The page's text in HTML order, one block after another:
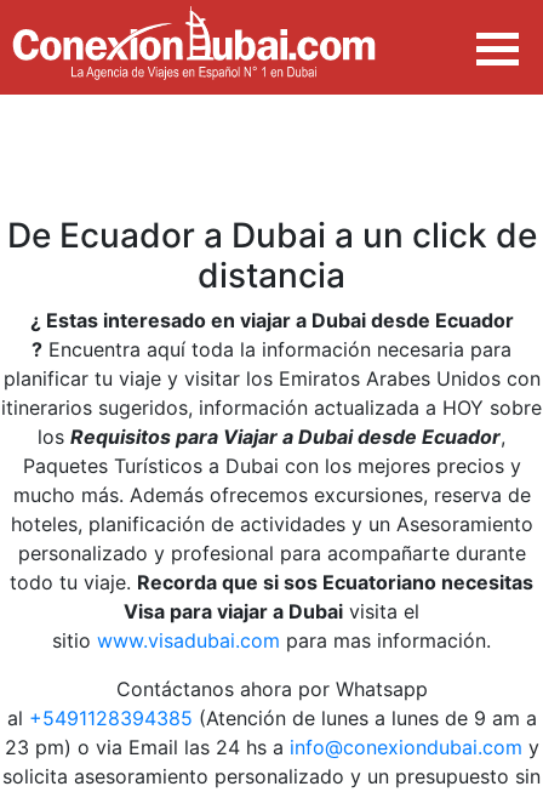
De Ecuador a Dubai a un click de
distancia
¿ Estas interesado en viajar a Dubai desde Ecuador
? Encuentra aquí toda la información necesaria para
planificar tu viaje y visitar los Emiratos Arabes Unidos con
itinerarios sugeridos, información actualizada a HOY sobre
los Requisitos para Viajar a Dubai desde Ecuador,
Paquetes Turísticos a Dubai con los mejores precios y
mucho más. Además ofrecemos excursiones, reserva de
hoteles, planificación de actividades y un Asesoramiento
personalizado y profesional para acompañarte durante
todo tu viaje. Recorda que si sos Ecuatoriano necesitas
Visa para viajar a Dubai visita el
sitio www.visadubai.com para mas información.
Contáctanos ahora por Whatsapp
al +5491128394385 (Atención de lunes a lunes de 9 am a
23 pm) o via Email las 24 hs a info@conexiondubai.com y
solicita asesoramiento personalizado y un presupuesto sin